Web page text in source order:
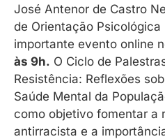
José Antenor de Castro
de Orientação Psicológica
importante evento online
às 9h. O Ciclo de
Resistência: Reflexões
Saúde Mental da
como objetivo fomentar a
antirracista e a